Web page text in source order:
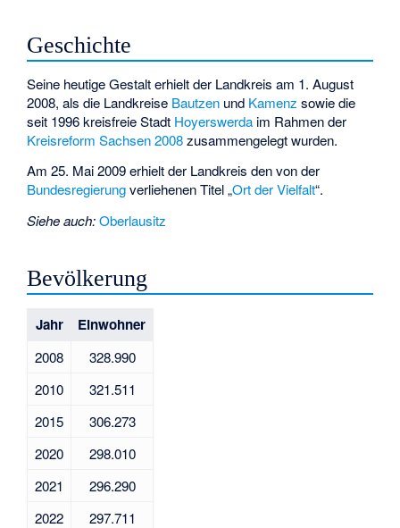
Geschichte
Seine heutige Gestalt erhielt der Landkreis am 1. August
2008, als die Landkreise Bautzen und Kamenz sowie die
seit 1996 kreisfreie Stadt Hoyerswerda im Rahmen der
Kreisreform Sachsen 2008zusammengelegt wurden.
Am 25. Mai 2009 erhielt der Landkreis den von der
Bundesregierungverliehenen Titel „Ort der Vielfalt“.
Siehe auch: Oberlausitz
Bevölkerung
Jahr Einwohner
2008
328.990
2010
321.511
2015
306.273
2020
298.010
2021
296.290
2022
297.711